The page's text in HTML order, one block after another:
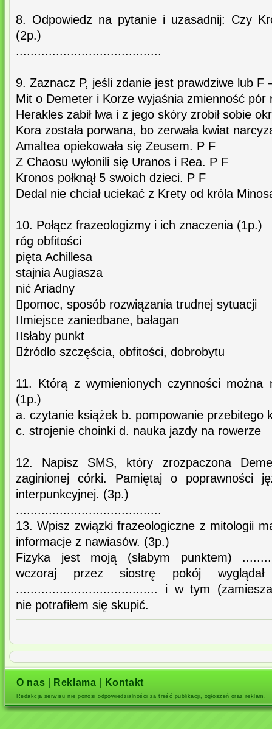
8. Odpowiedz na pytanie i uzasadnij: Czy
(2p.)
........................................
9. Zaznacz P, jeśli zdanie jest prawdziwe lub F
Mit o Demeter i Korze wyjaśnia zmienność pór
Herakles zabił lwa i z jego skóry zrobił sobie
Kora została porwana, bo zerwała kwiat
Amaltea opiekowała się Zeusem. P F
Z Chaosu wyłonili się Uranos i Rea. P F
Kronos połknął 5 swoich dzieci. P F
Dedal nie chciał uciekać z Krety od króla
10. Połącz frazeologizmy i ich znaczenia (1p.)
róg obfitości
pięta Achillesa
stajnia Augiasza
nić Ariadny
pomoc, sposób rozwiązania trudnej sytuacji
miejsce zaniedbane, bałagan
słaby punkt
źródło szczęścia, obfitości, dobrobytu
11. Którą z wymienionych czynności można
(1p.)
a. czytanie książek b. pompowanie przebitego
c. strojenie choinki d. nauka jazdy na rowerze
12. Napisz SMS, który zrozpaczona
zaginionej córki. Pamiętaj o poprawności
interpunkcyjnej. (3p.)
........................................
13. Wpisz związki frazeologiczne z mitologii
informacje z nawiasów. (3p.)
Fizyka jest moją (słabym punktem)
wczoraj przez siostrę pokój
....................................... i w tym
nie potrafiłem się skupić.
O nas Reklama Kontakt
Redakcja serwisu nie ponosi odpowiedzialności za treść publikacji, ogłoszeń oraz reklam.